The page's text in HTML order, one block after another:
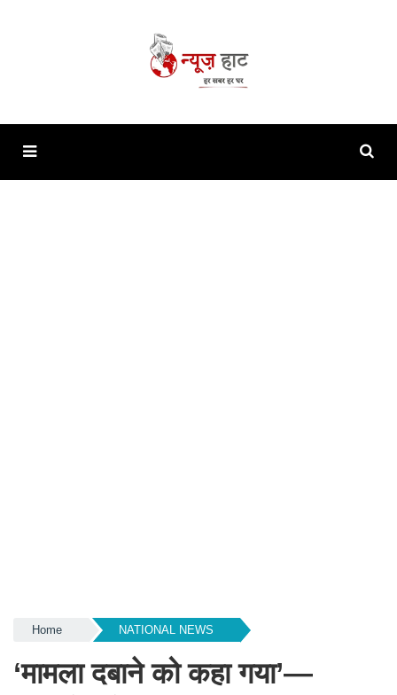
Home NATIONAL NEWS
‘मामला दबाने को कहा गया’—